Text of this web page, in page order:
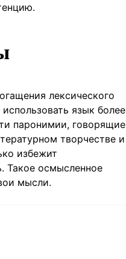
лексического
язык более
паронимии, говорящие
творчестве и
избежит
Такое осмысленное
мысли.